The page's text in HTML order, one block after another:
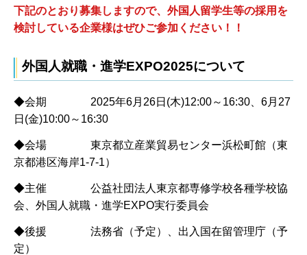
下記のとおり募集しますので、外国人留学生等の採用を
検討している企業様はぜひご参加ください！！
外国人就職・進学EXPO2025について
◆会期 2025年6月26日(木)12:00～16:30、6月27
日(金)10:00～16:30
◆会場 東京都立産業貿易センター浜松町館（東
京都港区海岸1-7-1）
◆主催 公益社団法人東京都専修学校各種学校協
会、外国人就職・進学EXPO実行委員会
◆後援 法務省（予定）、出入国在留管理庁（予
定）